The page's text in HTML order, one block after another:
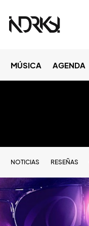
MÚSICA AGENDA
NOTICIAS RESEÑAS